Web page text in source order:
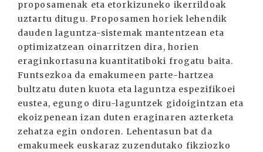
proposamenak eta etorkizuneko ikerrildoak
uztartu ditugu. Proposamen horiek lehendik
dauden laguntza-sistemak mantentzean eta
optimizatzean oinarritzen dira, horien
eraginkortasuna kuantitatiboki frogatu baita.
Funtsezkoa da emakumeen parte-hartzea
bultzatu duten kuota eta laguntza espezifikoei
eustea, egungo diru-laguntzek gidoigintzan eta
ekoizpenean izan duten eraginaren azterketa
zehatza egin ondoren. Lehentasun bat da
emakumeek euskaraz zuzendutako fikziozko